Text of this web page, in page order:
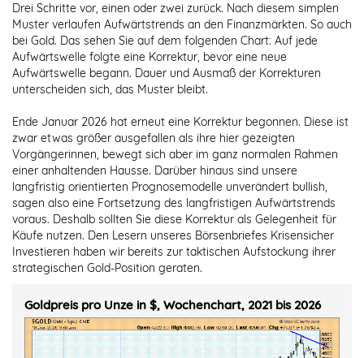
Drei Schritte vor, einen oder zwei zurück. Nach diesem simplen
Muster verlaufen Aufwärtstrends an den Finanzmärkten. So auch
bei Gold. Das sehen Sie auf dem folgenden Chart: Auf jede
Aufwärtswelle folgte eine Korrektur, bevor eine neue
Aufwärtswelle begann. Dauer und Ausmaß der Korrekturen
unterscheiden sich, das Muster bleibt.
Ende Januar 2026 hat erneut eine Korrektur begonnen. Diese ist
zwar etwas größer ausgefallen als ihre hier gezeigten
Vorgängerinnen, bewegt sich aber im ganz normalen Rahmen
einer anhaltenden Hausse. Darüber hinaus sind unsere
langfristig orientierten Prognosemodelle unverändert bullish,
sagen also eine Fortsetzung des langfristigen Aufwärtstrends
voraus. Deshalb sollten Sie diese Korrektur als Gelegenheit für
Käufe nutzen. Den Lesern unseres Börsenbriefes Krisensicher
Investieren haben wir bereits zur taktischen Aufstockung ihrer
strategischen Gold-Position geraten.
Goldpreis pro Unze in $, Wochenchart, 2021 bis 2026